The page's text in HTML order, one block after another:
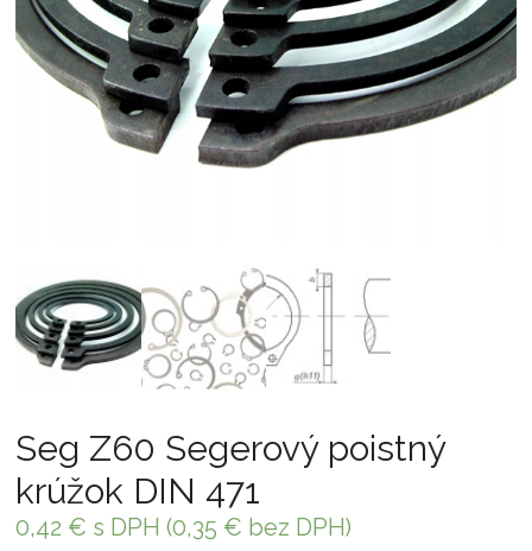
Seg Z60 Segerový poistný
krúžok DIN 471
0,42 € s DPH (0,35 € bez DPH)